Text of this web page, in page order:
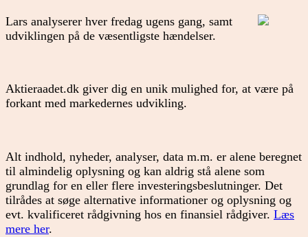
Lars analyserer hver fredag ugens gang, samt
udviklingen på de væsentligste hændelser.
Aktieraadet.dk giver dig en unik mulighed for, at være på
forkant med markedernes udvikling.
Alt indhold, nyheder, analyser, data m.m. er alene beregnet
til almindelig oplysning og kan aldrig stå alene som
grundlag for en eller flere investeringsbeslutninger. Det
tilrådes at søge alternative informationer og oplysning og
evt. kvalificeret rådgivning hos en finansiel rådgiver. Læs
mere her.